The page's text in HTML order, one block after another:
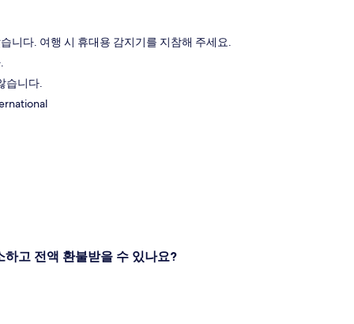
니다. 여행 시 휴대용 감지기를 지참해 주세요.
습니다.
고 전액 환불받을 수 있나요?